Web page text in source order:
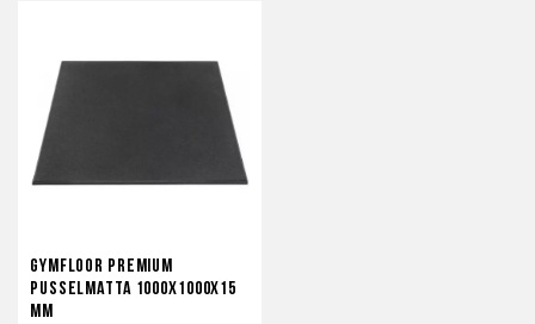
önskelista
Gymfloor Premium
Pusselmatta 1000x1000x15
mm